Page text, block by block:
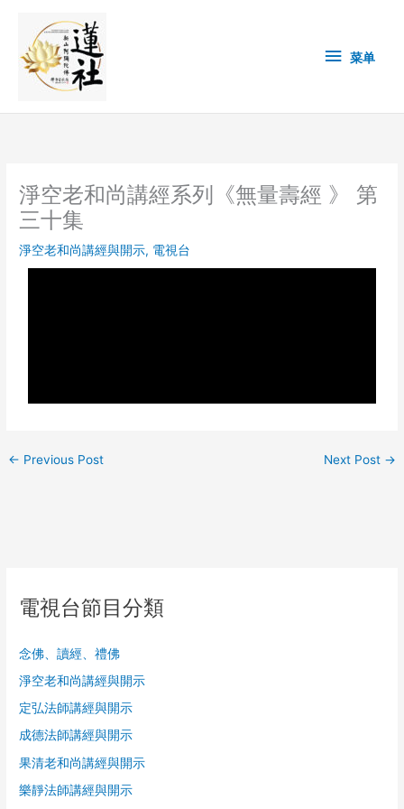
content
单 菜单
淨空老和尚講經系列《無量壽經 》 第
三十集
淨空老和尚講經與開示, 電視台
← Previous Post Next Post →
電視台節目分類
念佛、讀經、禮佛
淨空老和尚講經與開示
定弘法師講經與開示
成德法師講經與開示
果清老和尚講經與開示
樂靜法師講經與開示